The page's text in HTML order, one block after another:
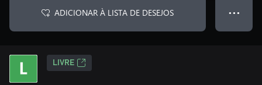
ADICIONAR À LISTA DE DESEJOS ● ● ●
LIVRE